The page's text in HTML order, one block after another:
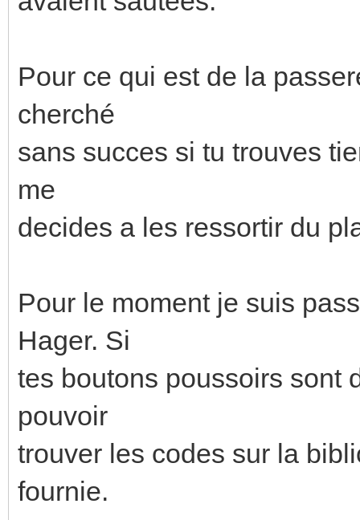
Pour ce qui est de la
cherché
sans succes si tu trouves
me
decides a les ressortir du
Pour le moment je suis
Hager. Si
tes boutons poussoirs sont
pouvoir
trouver les codes sur la
fournie.